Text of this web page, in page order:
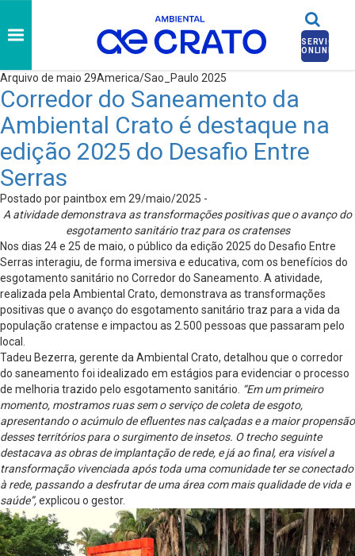
SERVIÇOS
ONLINE
Arquivo de maio 29America/Sao_Paulo 2025
Corredor do Saneamento da
Ambiental Crato é destaque na
edição 2025 do Desafio Entre
Serras
Postado por paintbox em 29/maio/2025 -
A atividade demonstrava as transformações positivas que o avanço do
esgotamento sanitário traz para os cratenses
Nos dias 24 e 25 de maio, o público da edição 2025 do Desafio Entre
Serras interagiu, de forma imersiva e educativa, com os benefícios do
esgotamento sanitário no Corredor do Saneamento. A atividade,
realizada pela Ambiental Crato, demonstrava as transformações
positivas que o avanço do esgotamento sanitário traz para a vida da
população cratense e impactou as 2.500 pessoas que passaram pelo
local.
Tadeu Bezerra, gerente da Ambiental Crato, detalhou que o corredor
do saneamento foi idealizado em estágios para evidenciar o processo
de melhoria trazido pelo esgotamento sanitário. “Em um primeiro
momento, mostramos ruas sem o serviço de coleta de esgoto,
apresentando o acúmulo de efluentes nas calçadas e a maior propensão
desses territórios para o surgimento de insetos. O trecho seguinte
destacava as obras de implantação de rede, e já ao final, era visível a
transformação vivenciada após toda uma comunidade ter se conectado
à rede, passando a desfrutar de uma área com mais qualidade de vida e
saúde”,explicou o gestor.